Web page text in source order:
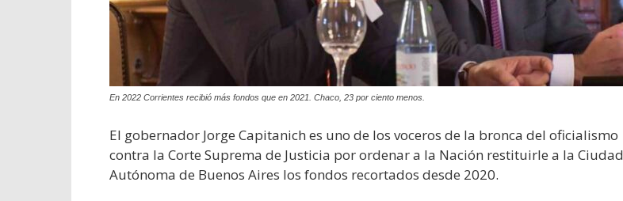
En 2022 Corrientes recibió más fondos que en 2021. Chaco, 23 por ciento menos.
El gobernador Jorge Capitanich es uno de los voceros de la bronca del oficialismo
contra la Corte Suprema de Justicia por ordenar a la Nación restituirle a la Ciudad
Autónoma de Buenos Aires los fondos recortados desde 2020.